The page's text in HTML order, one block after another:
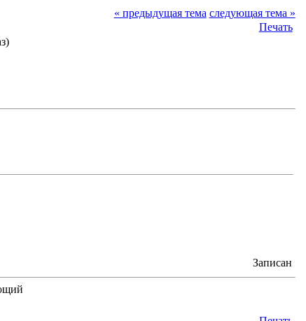
« предыдущая тема следующая тема »
Печать
Записан